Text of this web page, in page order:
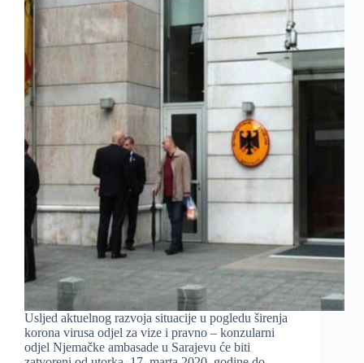
Usljed aktuelnog razvoja situacije u pogledu širenja
korona virusa odjel za vize i pravno – konzularni
odjel Njemačke ambasade u Sarajevu će biti